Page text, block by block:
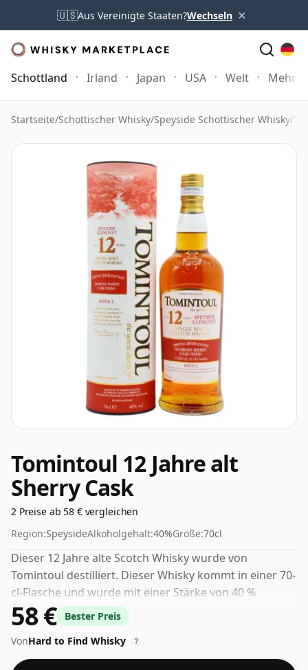
🇺🇸Aus Vereinigte Staaten?Wechseln ×
Schottland Irland Japan USA Welt Mehr
Startseite/Schottischer Whisky/Speyside Schottischer Whisky/
Tomintoul 12 Jahre alt
Sherry Cask
2 Preise ab 58 € vergleichen
Region:SpeysideAlkoholgehalt:40%Größe:70cl
Dieser 12 Jahre alte Scotch Whisky wurde von
Tomintoul destilliert. Dieser Whisky kommt in einer 70-
cl-Flasche und wurde mit einer Stärke von 40 %
abgefüllt.
58 €
Bester Preis
VonHard to Find Whisky ?